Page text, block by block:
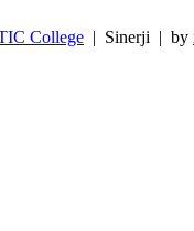
College | Sinerji | by